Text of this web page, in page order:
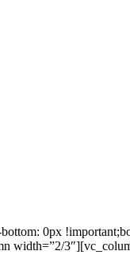
0px
width=”2/